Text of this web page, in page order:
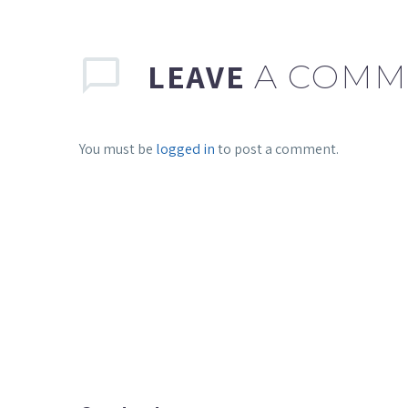
LEAVE A
You must be logged into post a comment.